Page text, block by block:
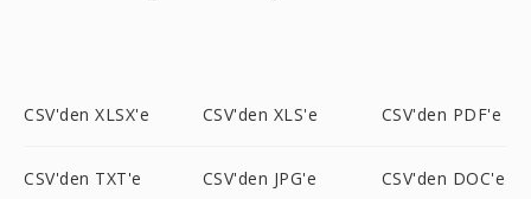
CSV'den XLSX'e CSV'den XLS'e CSV'den PDF'e
CSV'den TXT'e CSV'den JPG'e CSV'den DOC'e